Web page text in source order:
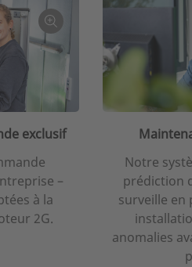
exclusif
–
à la
2G.
Notre
prédiction
surveille en
anomalies